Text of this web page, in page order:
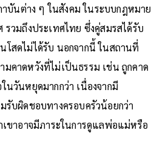
าบันต่าง ๆ ในสังคม ในระบบกฎหมาย
วมถึงประเทศไทย ซึ่งคู่สมรสได้รับ
สดไม่ได้รับ นอกจากนี้ ในสถานที่
คาดหวังที่ไม่เป็นธรรม เช่น ถูกคาด
นวันหยุดมากกว่า เนื่องจากมี
รับผิดชอบทางครอบครัวน้อยกว่า
ขาอาจมีภาระในการดูแลพ่อแม่หรือ